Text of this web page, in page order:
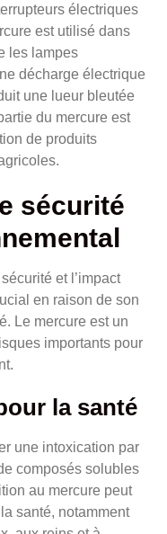
électriques
est utilisé dans
les lampes
décharge électrique
une lueur bleutée
du mercure est
de produits
sécurité
et l’impact
en raison de son
Le mercure est un
importants pour
la santé
une intoxication par
composés solubles
au mercure peut
santé, notamment